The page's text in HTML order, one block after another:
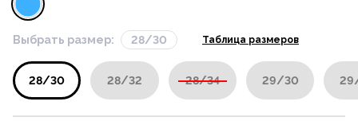
Выбрать размер: 28/30 Таблица размеров
28/30 28/32 28/34 29/30